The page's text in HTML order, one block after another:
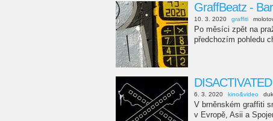
GraffBeatz -
10. 3. 2020 graffiti
Po měsíci zpět na
předchozím pohledu
6. 3. 2020 kino&video
V brněnském graffiti
v Evropě, Asii a